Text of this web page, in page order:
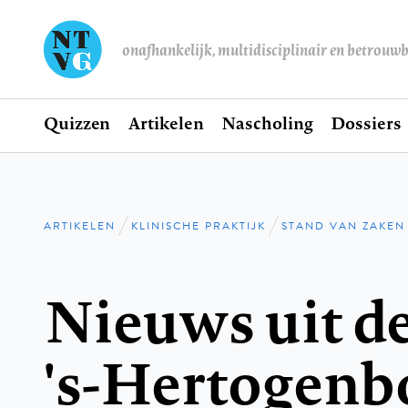
onafhankelijk, multidisciplinair en
Hoofdnavigatie
Home
Quizzen Artikelen Nascholing Dossiers
Kruimelpad
ARTIKELEN KLINISCHE PRAKTIJK STAND VAN ZAKEN
Nieuws uit
's-